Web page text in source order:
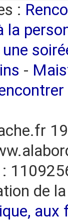
:
la
-
de la
aux